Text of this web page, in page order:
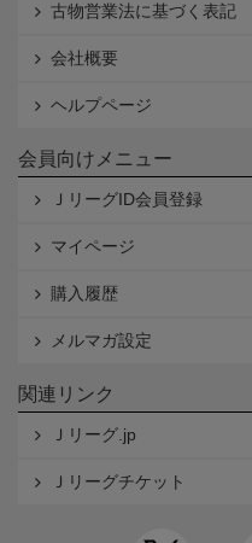
古物営業法に基づく表記
会社概要
ヘルプページ
会員向けメニュー
ＪリーグID会員登録
マイページ
購入履歴
メルマガ設定
関連リンク
Ｊリーグ.jp
Ｊリーグチケット